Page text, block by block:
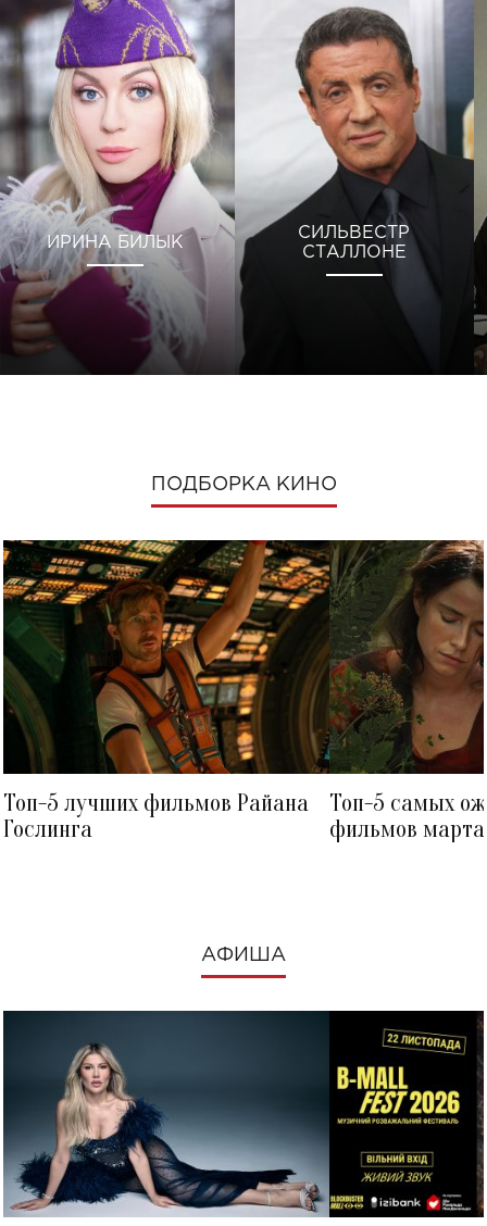
ИРИНА БИЛЫК
СИЛЬВЕСТР
СТАЛЛОНЕ
ПОДБОРКА КИНО
Топ-5 лучших фильмов Райана
Гослинга
Топ-5 самых
фильмов
АФИША